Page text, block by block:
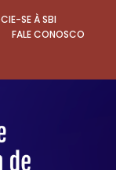
SE À SBI
FALE CONOSCO